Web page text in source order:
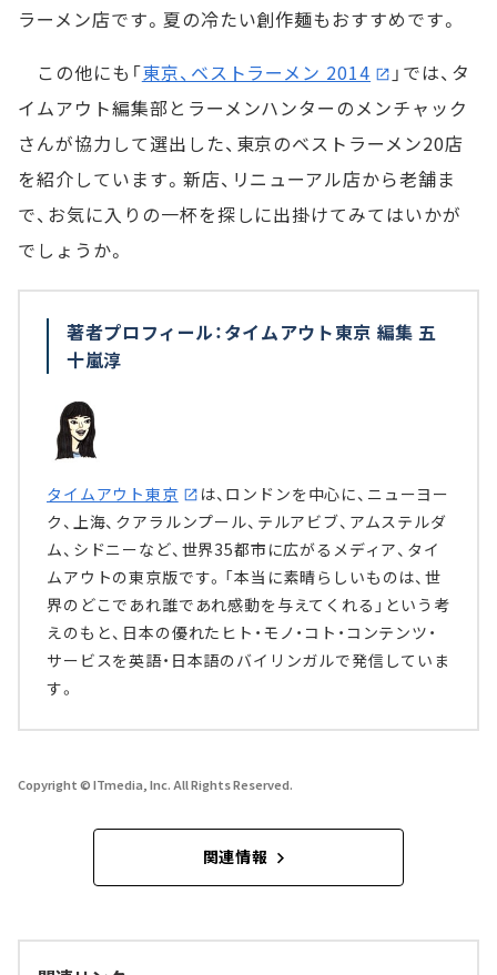
ラーメン店です。夏の冷たい創作麺もおすすめです。
この他にも「東京、ベストラーメン 2014
」では、タ
イムアウト編集部とラーメンハンターのメンチャック
さんが協力して選出した、東京のベストラーメン20店
を紹介しています。新店、リニューアル店から老舗ま
で、お気に入りの一杯を探しに出掛けてみてはいかが
でしょうか。
著者プロフィール：タイムアウト東京 編集 五
十嵐淳
タイムアウト東京
は、ロンドンを中心に、ニューヨー
ク、上海、クアラルンプール、テルアビブ、アムステルダ
ム、シドニーなど、世界35都市に広がるメディア、タイ
ムアウトの東京版です。「本当に素晴らしいものは、世
界のどこであれ誰であれ感動を与えてくれる」という考
えのもと、日本の優れたヒト・モノ・コト・コンテンツ・
サービスを英語・日本語のバイリンガルで発信していま
す。
Copyright © ITmedia, Inc. All Rights Reserved.
関連情報